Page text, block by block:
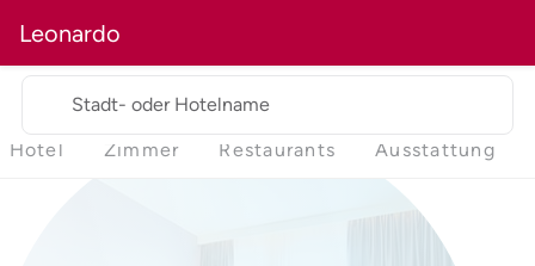
Leonardo
Stadt- oder Hotelname
Hotel Zimmer Restaurants Ausstattung